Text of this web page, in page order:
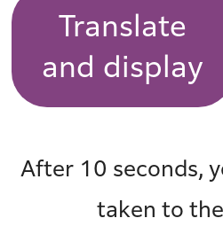
Translate
and display
After 10 seconds,
taken to the
トへリンク）
）
サイトへリンク）
ード）